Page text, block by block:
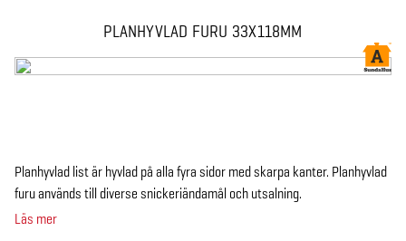
PLANHYVLAD FURU 33X118MM
Planhyvlad list är hyvlad på alla fyra sidor med skarpa kanter. Planhyvlad
furu används till diverse snickeriändamål och utsalning.
Läs mer